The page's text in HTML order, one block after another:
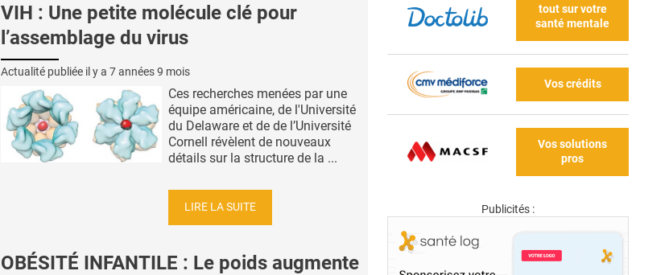
VIH : Une petite molécule clé pour
l’assemblage du virus
Actualité publiée il y a 7 années 9 mois
Ces recherches menées par une
équipe américaine, de l'Université
du Delaware et de de l’Université
Cornell révèlent de nouveaux
détails sur la structure de la ...
LIRE LA SUITE
OBÉSITÉ INFANTILE : Le poids augmente
tout sur votre
santé mentale
Vos crédits
Vos solutions
pros
Publicités :